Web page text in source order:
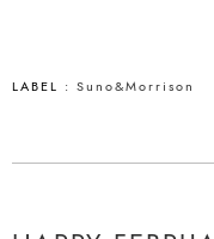
LABEL : Suno&Morrison